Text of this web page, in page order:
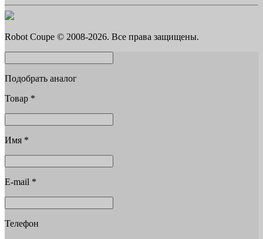
Robot Coupe © 2008-2026. Все права защищены.
Подобрать аналог
Товар *
Имя *
E-mail *
Телефон